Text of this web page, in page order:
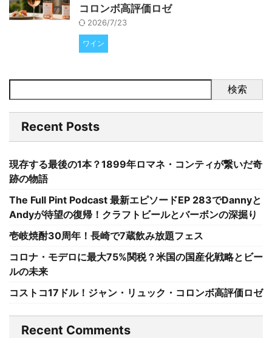
コロンボ高評価ロゼ
2026/7/23
ワイン
検索
Recent Posts
現存する最後の1本？1899年ロマネ・コンティが繋いだ奇
跡の物語
The Full Pint Podcast 最新エピソードEP 283でDannyと
Andyが待望の復帰！クラフトビールとバーボンの深掘り
壱岐焼酎30周年！長崎で7蔵飲み放題フェス
コロナ・モデロに最大75%関税？米国の国産化戦略とビー
ルの未来
コストコ17ドル！ジャン・リュック・コロンボ高評価ロゼ
Recent Comments